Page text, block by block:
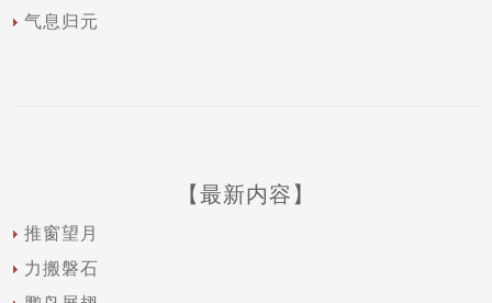
气息归元
【最新内容】
推窗望月
力搬磐石